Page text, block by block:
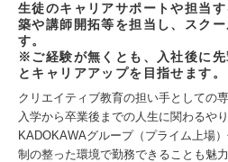
生徒のキャリアサポートや担当
築や講師開拓等を担当し、スク
す。
※ご経験が無くとも、入社後に
とキャリアアップを目指せます。
クリエイティブ教育の担い手としての
入学から卒業後までの人生に関わるや
KADOKAWAグループ（プライム上場
制の整った環境で勤務できることも魅力